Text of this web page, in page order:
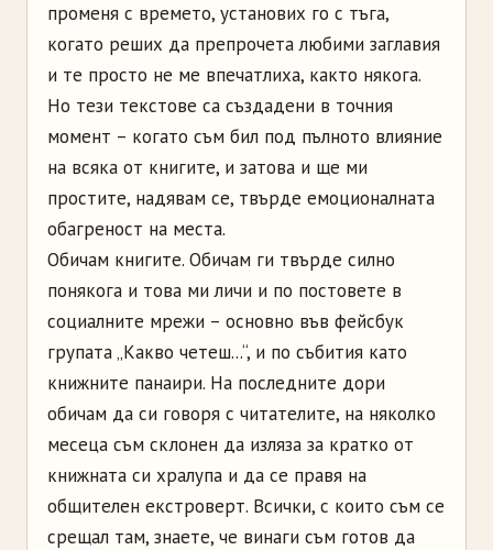
променя с времето, установих го с тъга,
когато реших да препрочета любими заглавия
и те просто не ме впечатлиха, както някога.
Но тези текстове са създадени в точния
момент – когато съм бил под пълното влияние
на всяка от книгите, и затова и ще ми
простите, надявам се, твърде емоционалната
обагреност на места.
Обичам книгите. Обичам ги твърде силно
понякога и това ми личи и по постовете в
социалните мрежи – основно във фейсбук
групата „Какво четеш...“, и по събития като
книжните панаири. На последните дори
обичам да си говоря с читателите, на няколко
месеца съм склонен да изляза за кратко от
книжната си хралупа и да се правя на
общителен екстроверт. Всички, с които съм се
срещал там, знаете, че винаги съм готов да